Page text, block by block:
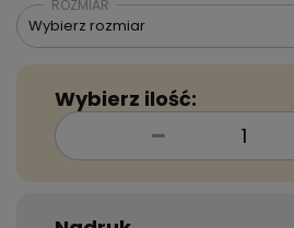
ROZMIAR
Wybierz rozmiar
Wybierz ilość: